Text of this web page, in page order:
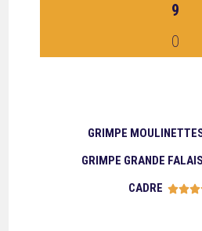
9
0
GRIMPE
GRIMPE GRANDE
CADRE 